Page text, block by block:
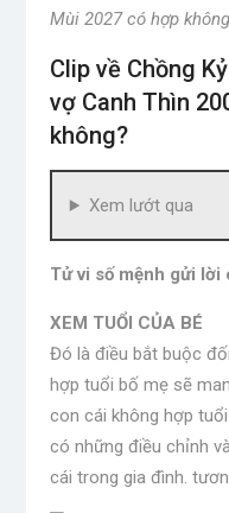
Mùi 2027 có hợp
Clip về Chồng
vợ Canh Thìn
không?
Xem lướt qua
Tử vi số mệnh gửi lời
XEM TUỔI CỦA BÉ
Đó là điều bắt buộc
hợp tuổi bố mẹ sẽ
con cái không hợp
có những điều chỉnh
cái trong gia đình.